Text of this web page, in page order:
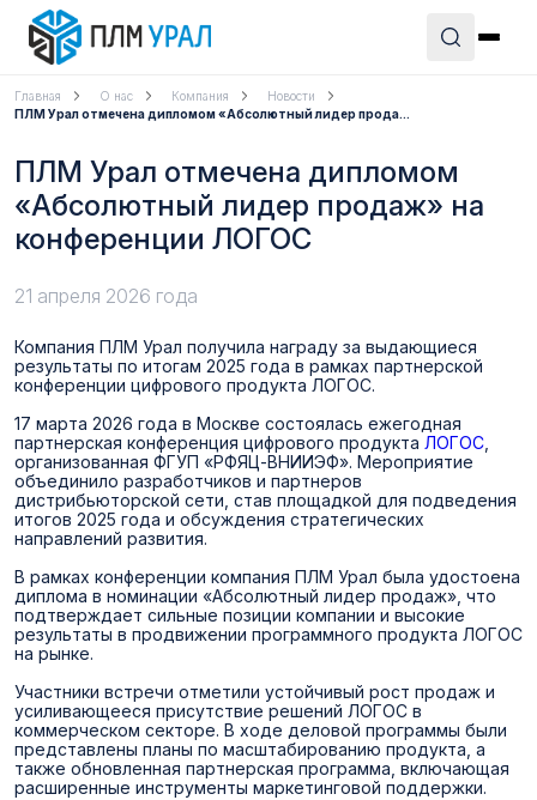
Главная О нас Компания
Новости
ПЛМ Урал отмечена дипломом «Абсолютный лидер прода...
ПЛМ Урал отмечена дипломом
«Абсолютный лидер продаж» на
конференции ЛОГОС
21 апреля 2026 года
Компания ПЛМ Урал получила награду за выдающиеся
результаты по итогам 2025 года в рамках партнерской
конференции цифрового продукта ЛОГОС.
17 марта 2026 года в Москве состоялась ежегодная
партнерская конференция цифрового продукта ЛОГОС
организованная ФГУП «РФЯЦ-ВНИИЭФ». Мероприятие
объединило разработчиков и партнеров
дистрибьюторской сети, став площадкой для подведения
итогов 2025 года и обсуждения стратегических
направлений развития.
В рамках конференции компания ПЛМ Урал была удостоена
диплома в номинации «Абсолютный лидер продаж», что
подтверждает сильные позиции компании и высокие
результаты в продвижении программного продукта ЛОГОС
на рынке.
Участники встречи отметили устойчивый рост продаж и
усиливающееся присутствие решений ЛОГОС в
коммерческом секторе. В ходе деловой программы были
представлены планы по масштабированию продукта, а
также обновленная партнерская программа, включающая
расширенные инструменты маркетинговой поддержки.